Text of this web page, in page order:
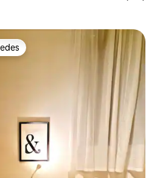
preferido